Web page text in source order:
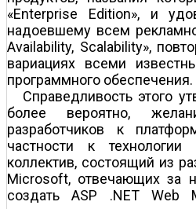
«Enterprise Edition», и
надоевшему всем
Availability, Scalability»,
вариациях всеми
программного обеспечения.
Справедливость этого
более вероятно,
разработчиков к
частности к
коллектив, состоящий из
Microsoft, отвечающих за
создать ASP .NET Web